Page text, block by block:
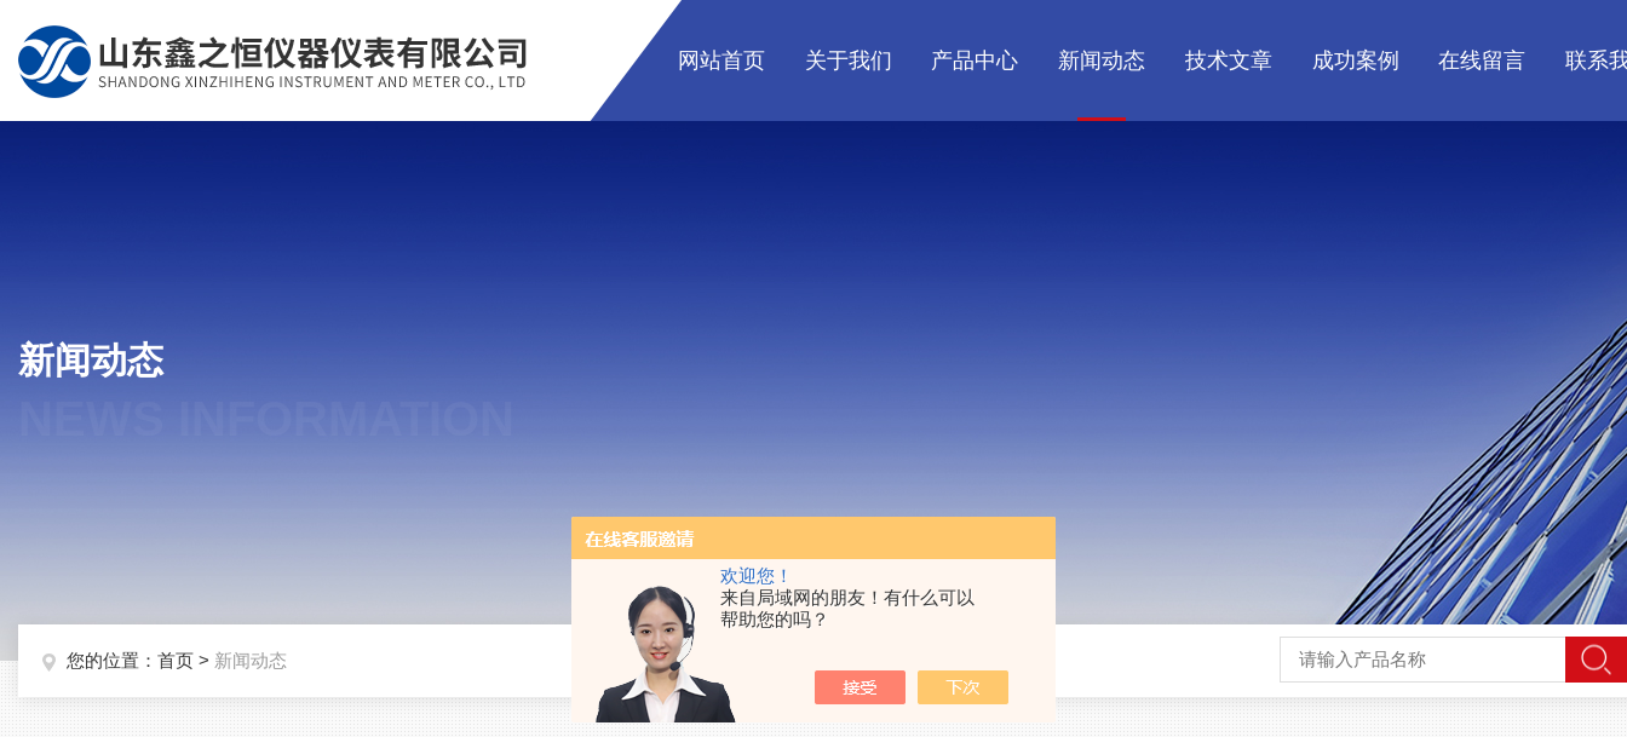
欢迎您！
来自局域网的朋友！有什么可以
帮助您的吗？
网站首页 关于我们 产品中心 新闻动态 技术文章 成功案例 在线留言 联系
新闻动态
您的位置： 首页 > 新闻动态